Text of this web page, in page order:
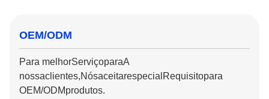
OEM/ODM
Para melhorServiçoparaA
nossaclientes,Nósaceitarespecial Requisitopara
OEM/ODMprodutos.